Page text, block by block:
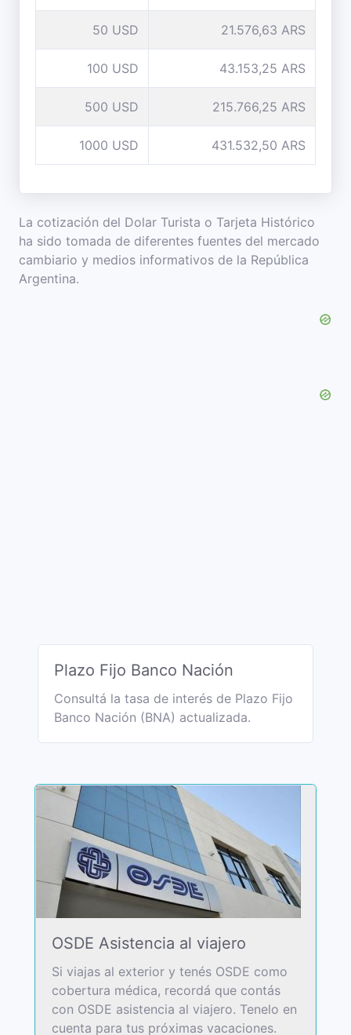
50 USD 21.576,63 ARS
100 USD 43.153,25 ARS
500 USD 215.766,25 ARS
1000 USD 431.532,50 ARS
La cotización del Dolar Turista o Tarjeta Histórico
ha sido tomada de diferentes fuentes del mercado
cambiario y medios informativos de la República
Argentina.
Plazo Fijo Banco Nación
Consultá la tasa de interés de Plazo Fijo
Banco Nación (BNA) actualizada.
OSDE Asistencia al viajero
Si viajas al exterior y tenés OSDE como
cobertura médica, recordá que contás
con OSDE asistencia al viajero. Tenelo en
cuenta para tus próximas vacaciones.